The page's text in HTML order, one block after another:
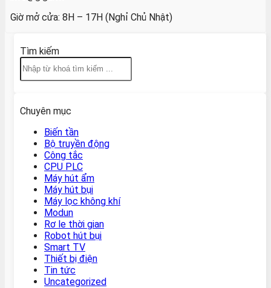
Giờ mở cửa: 8H – 17H (Nghỉ Chủ Nhật)
Tìm kiếm
Chuyên mục
Biến tần
Bộ truyền động
Công tắc
CPU PLC
Máy hút ẩm
Máy hút bụi
Máy lọc không khí
Modun
Rơ le thời gian
Robot hút bụi
Smart TV
Thiết bị điện
Tin tức
Uncategorized